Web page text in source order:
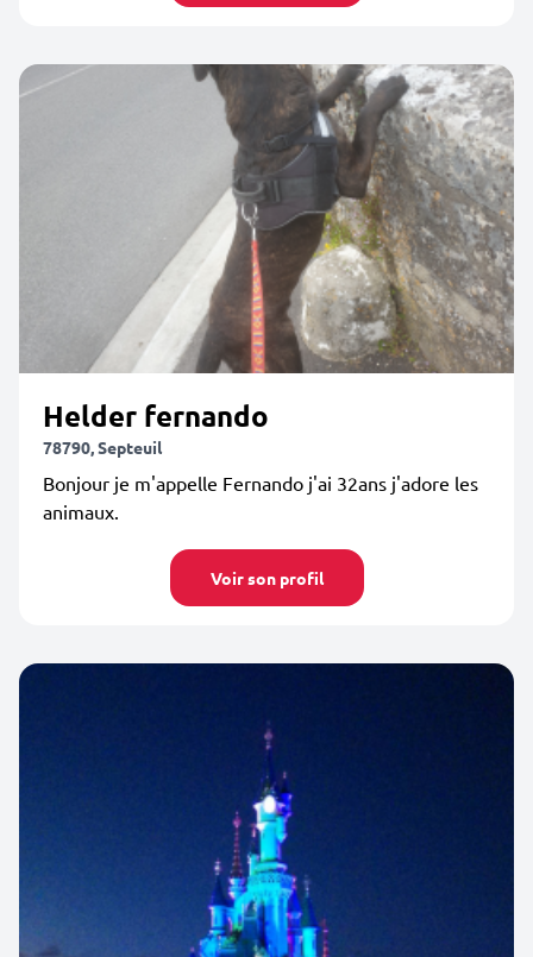
Helder fernando
78790, Septeuil
Bonjour je m'appelle Fernando j'ai 32ans j'adore les
animaux.
Voir son profil